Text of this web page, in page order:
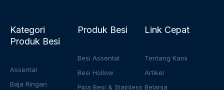
Kategori
Produk Besi
Assental
Baja Ringan
Produk Besi
Besi Assental
Besi Hollow
Pipa Besi & Stainless
Link Cepat
Tentang Kami
Artikel
Belanja